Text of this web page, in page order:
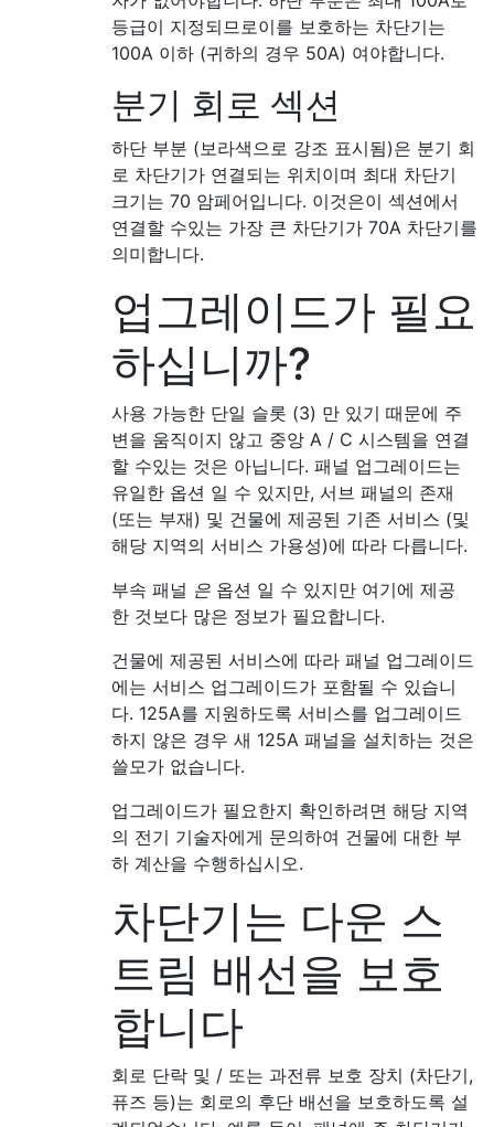
등급이 지정되므로이를 보호하는 차단기는
100A 이하 (귀하의 경우 50A) 여야합니다.
분기 회로 섹션
하단 부분 (보라색으로 강조 표시됨)은 분기 회
로 차단기가 연결되는 위치이며 최대 차단기
크기는 70 암페어입니다. 이것은이 섹션에서
연결할 수있는 가장 큰 차단기가 70A 차단기를
의미합니다.
업그레이드가 필요
하십니까?
사용 가능한 단일 슬롯 (3) 만 있기 때문에 주
변을 움직이지 않고 중앙 A / C 시스템을 연결
할 수있는 것은 아닙니다. 패널 업그레이드는
유일한 옵션 일 수 있지만, 서브 패널의 존재
(또는 부재) 및 건물에 제공된 기존 서비스 (및
해당 지역의 서비스 가용성)에 따라 다릅니다.
부속 패널 은 옵션 일 수 있지만 여기에 제공
한 것보다 많은 정보가 필요합니다.
건물에 제공된 서비스에 따라 패널 업그레이드
에는 서비스 업그레이드가 포함될 수 있습니
다. 125A를 지원하도록 서비스를 업그레이드
하지 않은 경우 새 125A 패널을 설치하는 것은
쓸모가 없습니다.
업그레이드가 필요한지 확인하려면 해당 지역
의 전기 기술자에게 문의하여 건물에 대한 부
하 계산을 수행하십시오.
차단기는 다운 스
트림 배선을 보호
합니다
회로 단락 및 / 또는 과전류 보호 장치 (차단기,
퓨즈 등)는 회로의 후단 배선을 보호하도록 설